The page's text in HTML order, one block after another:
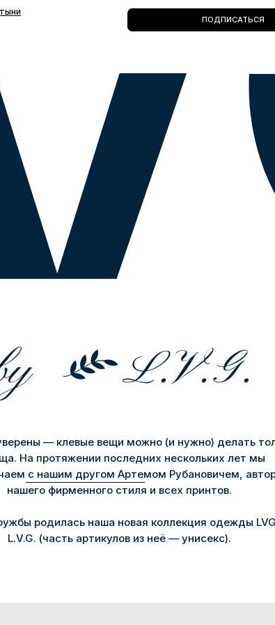
— клевые вещи можно (и нужно) делать
На протяжении последних нескольких лет мы
с нашим другом Артемом Рубановичем,
нашего фирменного стиля и всех принтов.
родилась наша новая коллекция одежды
L.V.G. (часть артикулов из неё — унисекс).